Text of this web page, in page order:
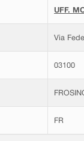
UFF.
Via
03100
FR